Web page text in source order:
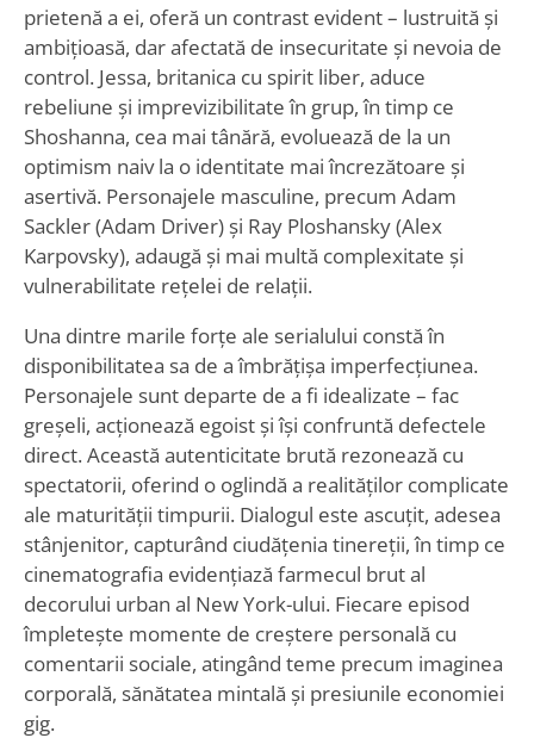
prietenă a ei, oferă un contrast evident – lustruită și
ambițioasă, dar afectată de insecuritate și nevoia de
control. Jessa, britanica cu spirit liber, aduce
rebeliune și imprevizibilitate în grup, în timp ce
Shoshanna, cea mai tânără, evoluează de la un
optimism naiv la o identitate mai încrezătoare și
asertivă. Personajele masculine, precum Adam
Sackler (Adam Driver) și Ray Ploshansky (Alex
Karpovsky), adaugă și mai multă complexitate și
vulnerabilitate rețelei de relații.
Una dintre marile forțe ale serialului constă în
disponibilitatea sa de a îmbrățișa imperfecțiunea.
Personajele sunt departe de a fi idealizate – fac
greșeli, acționează egoist și își confruntă defectele
direct. Această autenticitate brută rezonează cu
spectatorii, oferind o oglindă a realităților complicate
ale maturității timpurii. Dialogul este ascuțit, adesea
stânjenitor, capturând ciudățenia tinereții, în timp ce
cinematografia evidențiază farmecul brut al
decorului urban al New York-ului. Fiecare episod
împletește momente de creștere personală cu
comentarii sociale, atingând teme precum imaginea
corporală, sănătatea mintală și presiunile economiei
gig.